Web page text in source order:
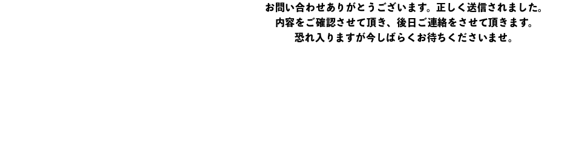
お問い合わせありがとうございます。正しく送信されました。
内容をご確認させて頂き、後日ご連絡をさせて頂きます。
恐れ入りますが今しばらくお待ちくださいませ。